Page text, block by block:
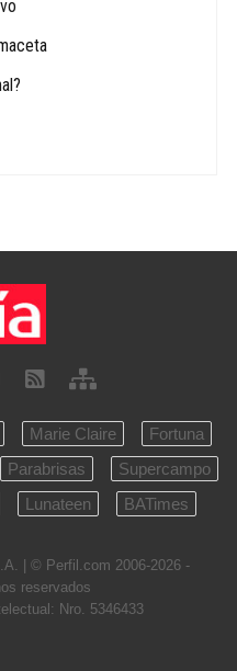
Marie Claire
Fortuna
Parabrisas
Supercampo
Lunateen BATimes
| © Perfil.com 2006-2026 -
reservados
Nro. 5346433